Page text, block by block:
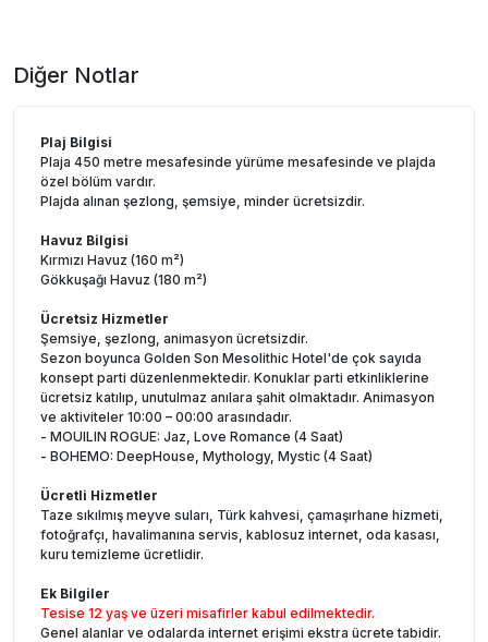
Diğer Notlar
Plaj Bilgisi
Plaja 450 metre mesafesinde yürüme mesafesinde ve plajda
özel bölüm vardır.
Plajda alınan şezlong, şemsiye, minder ücretsizdir.
Havuz Bilgisi
Kırmızı Havuz (160 m²)
Gökkuşağı Havuz (180 m²)
Ücretsiz Hizmetler
Şemsiye, şezlong, animasyon ücretsizdir.
Sezon boyunca Golden Son Mesolithic Hotel'de çok sayıda
konsept parti düzenlenmektedir. Konuklar parti etkinliklerine
ücretsiz katılıp, unutulmaz anılara şahit olmaktadır. Animasyon
ve aktiviteler 10:00 – 00:00 arasındadır.
- MOUILIN ROGUE: Jaz, Love Romance (4 Saat)
- BOHEMO: DeepHouse, Mythology, Mystic (4 Saat)
Ücretli Hizmetler
Taze sıkılmış meyve suları, Türk kahvesi, çamaşırhane hizmeti,
fotoğrafçı, havalimanına servis, kablosuz internet, oda kasası,
kuru temizleme ücretlidir.
Ek Bilgiler
Tesise 12 yaş ve üzeri misafirler kabul edilmektedir.
Genel alanlar ve odalarda internet erişimi ekstra ücrete tabidir.